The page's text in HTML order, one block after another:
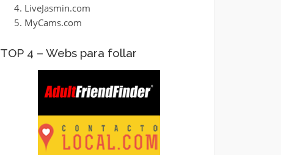
LiveJasmin.com
MyCams.com
TOP 4 – Webs para follar